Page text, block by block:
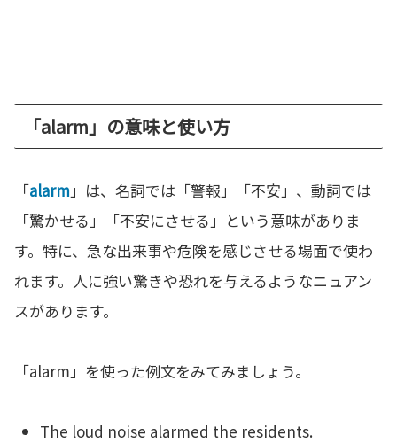
「alarm」の意味と使い方
「alarm」は、名詞では「警報」「不安」、動詞では
「驚かせる」「不安にさせる」という意味がありま
す。特に、急な出来事や危険を感じさせる場面で使わ
れます。人に強い驚きや恐れを与えるようなニュアン
スがあります。
「alarm」を使った例文をみてみましょう。
The loud noise alarmed the residents.